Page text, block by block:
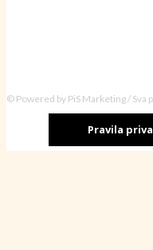
© Powered by PiS Marketing / Sva
Pravila